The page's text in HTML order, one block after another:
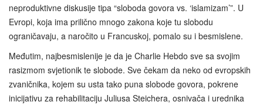
neproduktivne diskusije tipa “sloboda govora vs. ‘islamizam’”. U
Evropi, koja ima prilično mnogo zakona koje tu slobodu
ograničavaju, a naročito u Francuskoj, pomalo su i besmislene.
Međutim, najbesmislenije je da je Charlie Hebdo sve sa svojim
rasizmom svjetionik te slobode. Sve čekam da neko od evropskih
zvaničnika, kojem su usta tako puna slobode govora, pokrene
inicijativu za rehabilitaciju Juliusa Steichera, osnivača i urednika